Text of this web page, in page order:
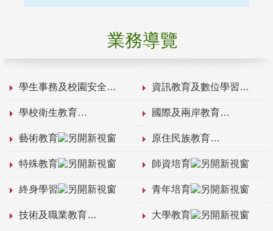
業務導覽
學生事務及校園安全 資訊教育及數位學習
學校衛生教育 國際及兩岸教育
藝術教育 原住民族教育
特殊教育 師資培育
終身學習 青年培育
技術及職業教育 大學教育